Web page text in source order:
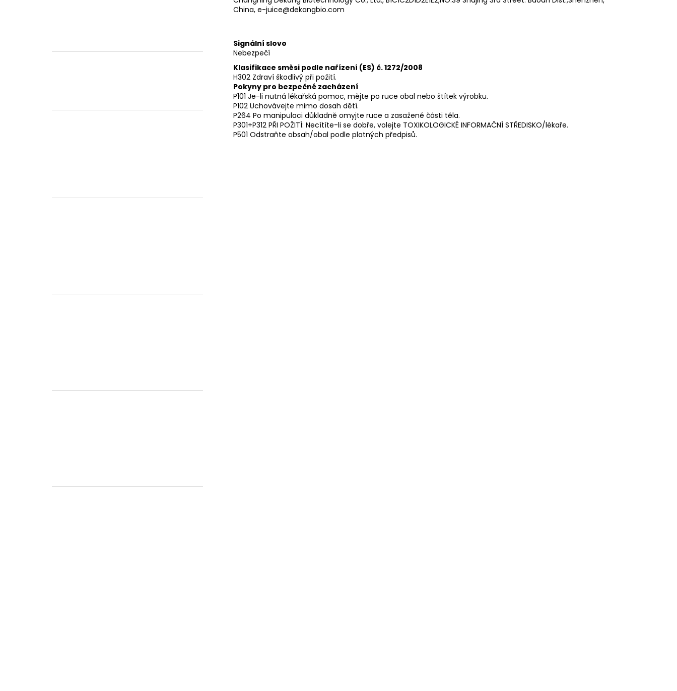
China, e-juice@dekangbio.com
Signální slovo
Nebezpečí
Klasifikace směsi podle nařízení (ES) č. 1272/2008
H302 Zdraví škodlivý při požití.
Pokyny pro bezpečné zacházení
P101 Je-li nutná lékařská pomoc, mějte po ruce obal nebo štítek výrobku.
P102 Uchovávejte mimo dosah dětí.
P264 Po manipulaci důkladně omyjte ruce a zasažené části těla.
P301+P312 PŘI POŽITÍ: Necítíte-li se dobře, volejte TOXIKOLOGICKÉ INFORMAČNÍ STŘEDISKO/lékaře.
P501 Odstraňte obsah/obal podle platných předpisů.